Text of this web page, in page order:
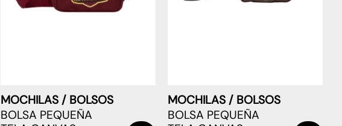
MOCHILAS / BOLSOS
BOLSA PEQUEÑA
MOCHILAS / BOLSOS
BOLSA PEQUEÑA